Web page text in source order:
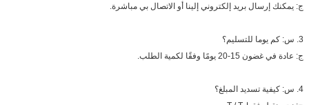
ج: يمكنك إرسال بريد إلكتروني إلينا أو الاتصال بي مباشرة.
3. س: كم يوما للتسليم؟
ج: عادة في غضون 15-20 يومًا وفقًا لكمية الطلب.
4. س: كيفية تسديد المبلغ؟